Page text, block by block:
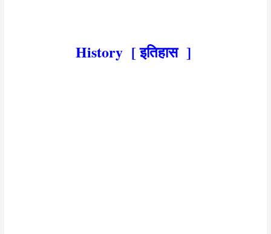
History [ इतिहास ]